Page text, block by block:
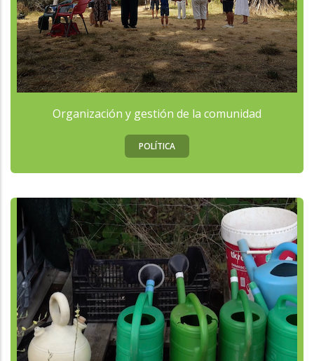
Organización y gestión de la comunidad
POLÍTICA